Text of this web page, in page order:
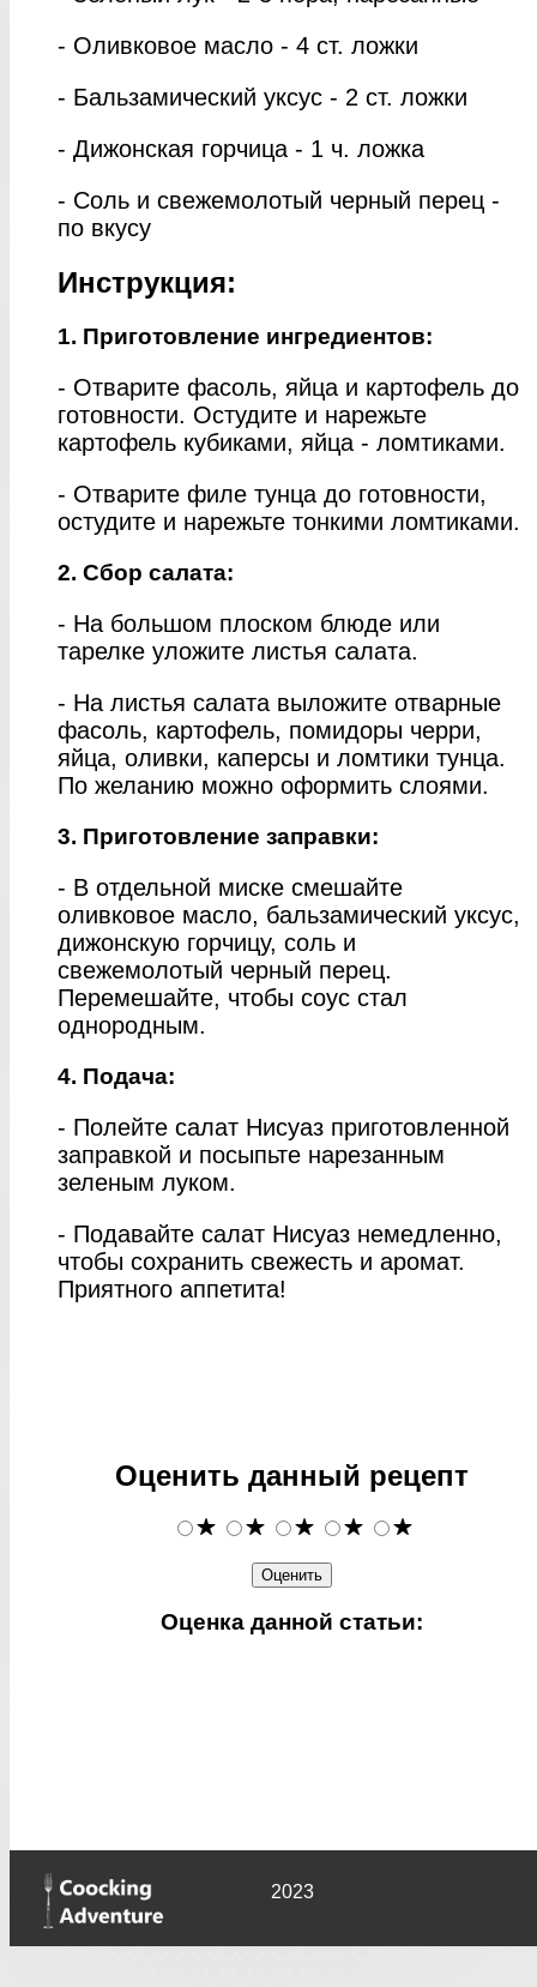
- Оливковое масло - 4 ст. ложки
- Бальзамический уксус - 2 ст. ложки
- Дижонская горчица - 1 ч. ложка
- Соль и свежемолотый черный перец -
по вкусу
Инструкция:
1. Приготовление ингредиентов:
- Отварите фасоль, яйца и картофель до
готовности. Остудите и нарежьте
картофель кубиками, яйца - ломтиками.
- Отварите филе тунца до готовности,
остудите и нарежьте тонкими ломтиками.
2. Сбор салата:
- На большом плоском блюде или
тарелке уложите листья салата.
- На листья салата выложите отварные
фасоль, картофель, помидоры черри,
яйца, оливки, каперсы и ломтики тунца.
По желанию можно оформить слоями.
3. Приготовление заправки:
- В отдельной миске смешайте
оливковое масло, бальзамический уксус,
дижонскую горчицу, соль и
свежемолотый черный перец.
Перемешайте, чтобы соус стал
однородным.
4. Подача:
- Полейте салат Нисуаз приготовленной
заправкой и посыпьте нарезанным
зеленым луком.
- Подавайте салат Нисуаз немедленно,
чтобы сохранить свежесть и аромат.
Приятного аппетита!
Оценить данный рецепт
Оценка данной статьи:
2023